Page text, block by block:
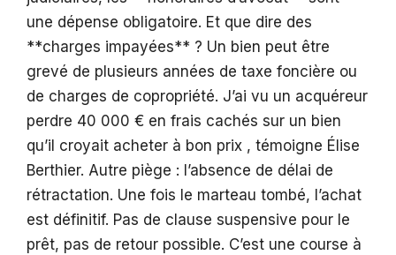
une dépense obligatoire. Et que dire des
**charges impayées** ? Un bien peut être
grevé de plusieurs années de taxe foncière ou
de charges de copropriété. J’ai vu un acquéreur
perdre 40 000 € en frais cachés sur un bien
qu’il croyait acheter à bon prix , témoigne Élise
Berthier. Autre piège : l’absence de délai de
rétractation. Une fois le marteau tombé, l’achat
est définitif. Pas de clause suspensive pour le
prêt, pas de retour possible. C’est une course à